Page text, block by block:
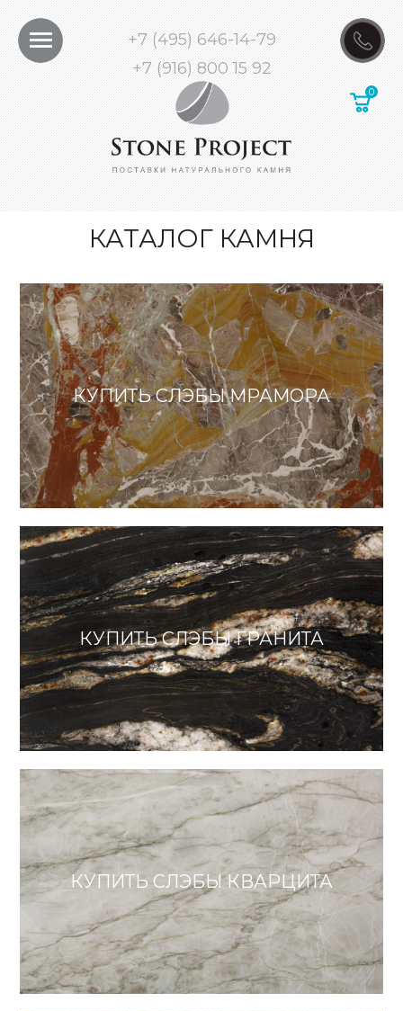
+7 (495) 646-14-79
+7 (916) 800 15 92
КАТАЛОГ КАМНЯ
КУПИТЬ СЛЭБЫ МРАМОРА
КУПИТЬ СЛЭБЫ ГРАНИТА
КУПИТЬ СЛЭБЫ КВАРЦИТА